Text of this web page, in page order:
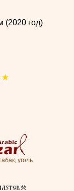
(2020 год)
уголь